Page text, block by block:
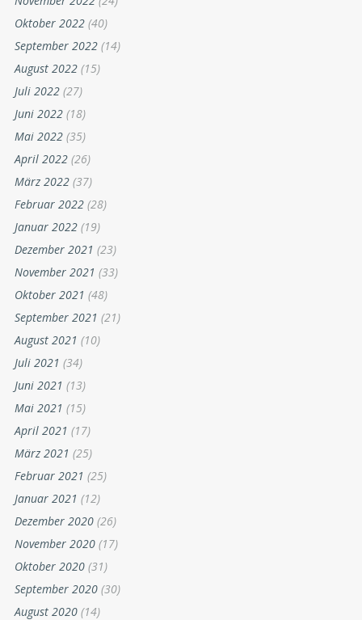
Oktober 2022 (40)
September 2022 (14)
August 2022 (15)
Juli 2022 (27)
Juni 2022 (18)
Mai 2022 (35)
April 2022 (26)
März 2022 (37)
Februar 2022 (28)
Januar 2022 (19)
Dezember 2021 (23)
November 2021 (33)
Oktober 2021 (48)
September 2021 (21)
August 2021 (10)
Juli 2021 (34)
Juni 2021 (13)
Mai 2021 (15)
April 2021 (17)
März 2021 (25)
Februar 2021 (25)
Januar 2021 (12)
Dezember 2020 (26)
November 2020 (17)
Oktober 2020 (31)
September 2020 (30)
August 2020 (14)